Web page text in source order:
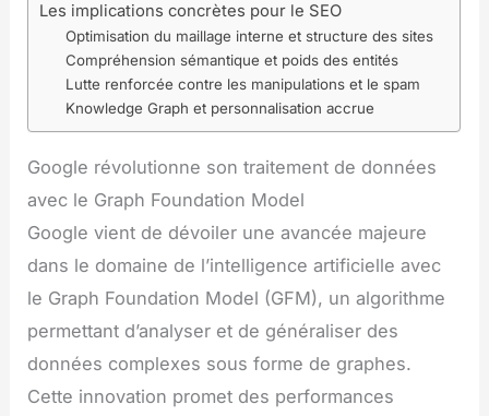
Les implications concrètes pour le SEO
Optimisation du maillage interne et structure des sites
Compréhension sémantique et poids des entités
Lutte renforcée contre les manipulations et le spam
Knowledge Graph et personnalisation accrue
Google révolutionne son traitement de données
avec le Graph Foundation Model
Google vient de dévoiler une avancée majeure
dans le domaine de l’intelligence artificielle avec
le Graph Foundation Model (GFM), un algorithme
permettant d’analyser et de généraliser des
données complexes sous forme de graphes.
Cette innovation promet des performances